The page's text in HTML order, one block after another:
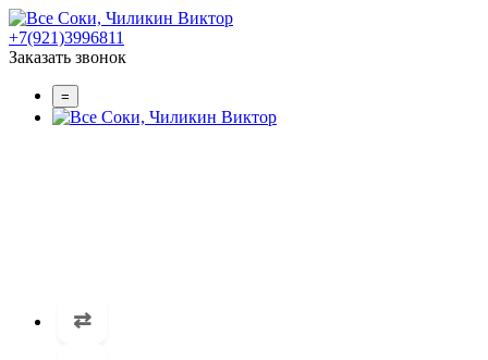
+7(921)3996811
Заказать звонок
=
⇄